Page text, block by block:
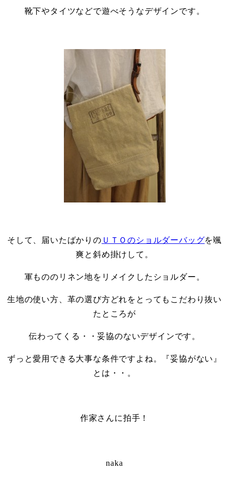
靴下やタイツなどで遊べそうなデザインです。
そして、届いたばかりの ＵＴＯのショルダーバッグを颯
爽と斜め掛けして。
軍もののリネン地をリメイクしたショルダー。
生地の使い方、革の選び方どれをとってもこだわり抜い
たところが
伝わってくる・・妥協のないデザインです。
ずっと愛用できる大事な条件ですよね。『妥協がない』
とは・・。
作家さんに拍手！
naka